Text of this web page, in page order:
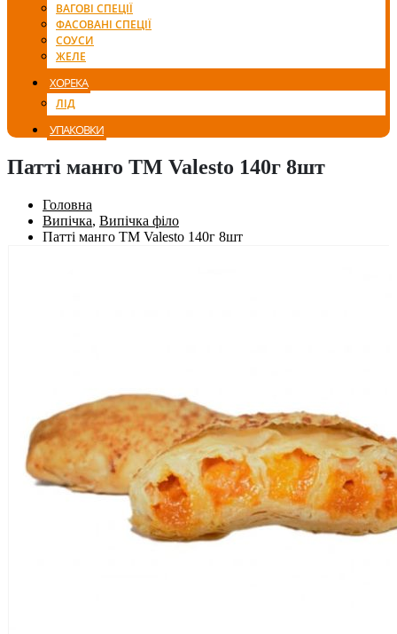
ВАГОВІ СПЕЦІЇ
ФАСОВАНІ СПЕЦІЇ
СОУСИ
ЖЕЛЕ
ХОРЕКА
ЛІД
УПАКОВКИ
Патті манго TM Valesto 140г 8шт
Головна
Випічка, Випічка філо
Патті манго TM Valesto 140г 8шт